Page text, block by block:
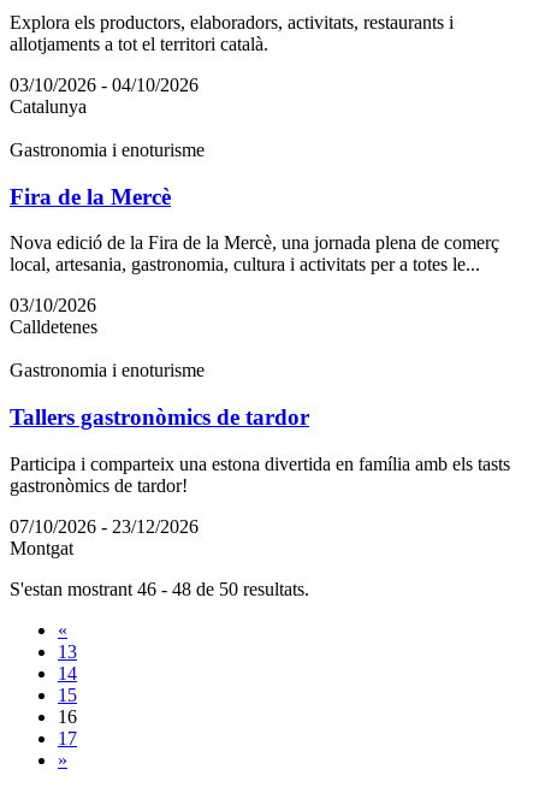
Explora els productors, elaboradors, activitats, restaurants i
allotjaments a tot el territori català.
03/10/2026 - 04/10/2026
Catalunya
Gastronomia i enoturisme
Fira de la Mercè
Nova edició de la Fira de la Mercè, una jornada plena de comerç
local, artesania, gastronomia, cultura i activitats per a totes le...
03/10/2026
Calldetenes
Gastronomia i enoturisme
Tallers gastronòmics de tardor
Participa i comparteix una estona divertida en família amb els tasts
gastronòmics de tardor!
07/10/2026 - 23/12/2026
Montgat
S'estan mostrant 46 - 48 de 50 resultats.
«
13
14
15
16
17
»